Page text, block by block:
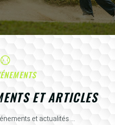
ET ARTICLES
et actualités ...